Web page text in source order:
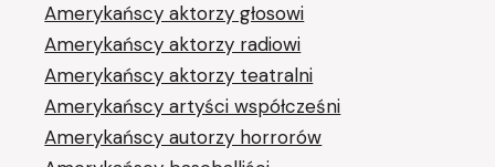
Amerykańscy aktorzy głosowi
Amerykańscy aktorzy radiowi
Amerykańscy aktorzy teatralni
Amerykańscy artyści współcześni
Amerykańscy autorzy horrorów